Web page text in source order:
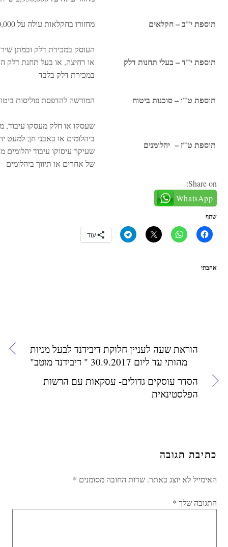
תוספת י"ב – חקלאים מחזורו בחקלאות עולה על 5,100,000 ש"ח
תוספת י"ד – בעלי תחנות דלק
העוסק במכירת דלק ובמתן
או רחיצה, או בעל תחנת דלק
במכירת דלק בלבד
תוספת ט"ו – סוכנות ביטוח המורשה להדפסת פוליסות
תוספת ט"ז – יהלומנים
שעסקו או חלק מעסקו עיבוד,
ביהלומים או באבני חן; למעט
שעיקר עיסוקו עיבוד יהלומים
של אחרים או תיווך ביהלומים
Share on:
WhatsApp
שתף
עוד
אהבתי
הוראת שעה לעניין חלוקת דיבידנד לבעל מניות
מהותי עד ליום 30.9.2017 " דיבידנד מוטב"
הסדר עוסקים גדולים- עסקאות עם הרשות
הפלסטינאית
כתיבת תגובה
האימייל לא יוצג באתר. שדות החובה מסומנים *
התגובה שלך *